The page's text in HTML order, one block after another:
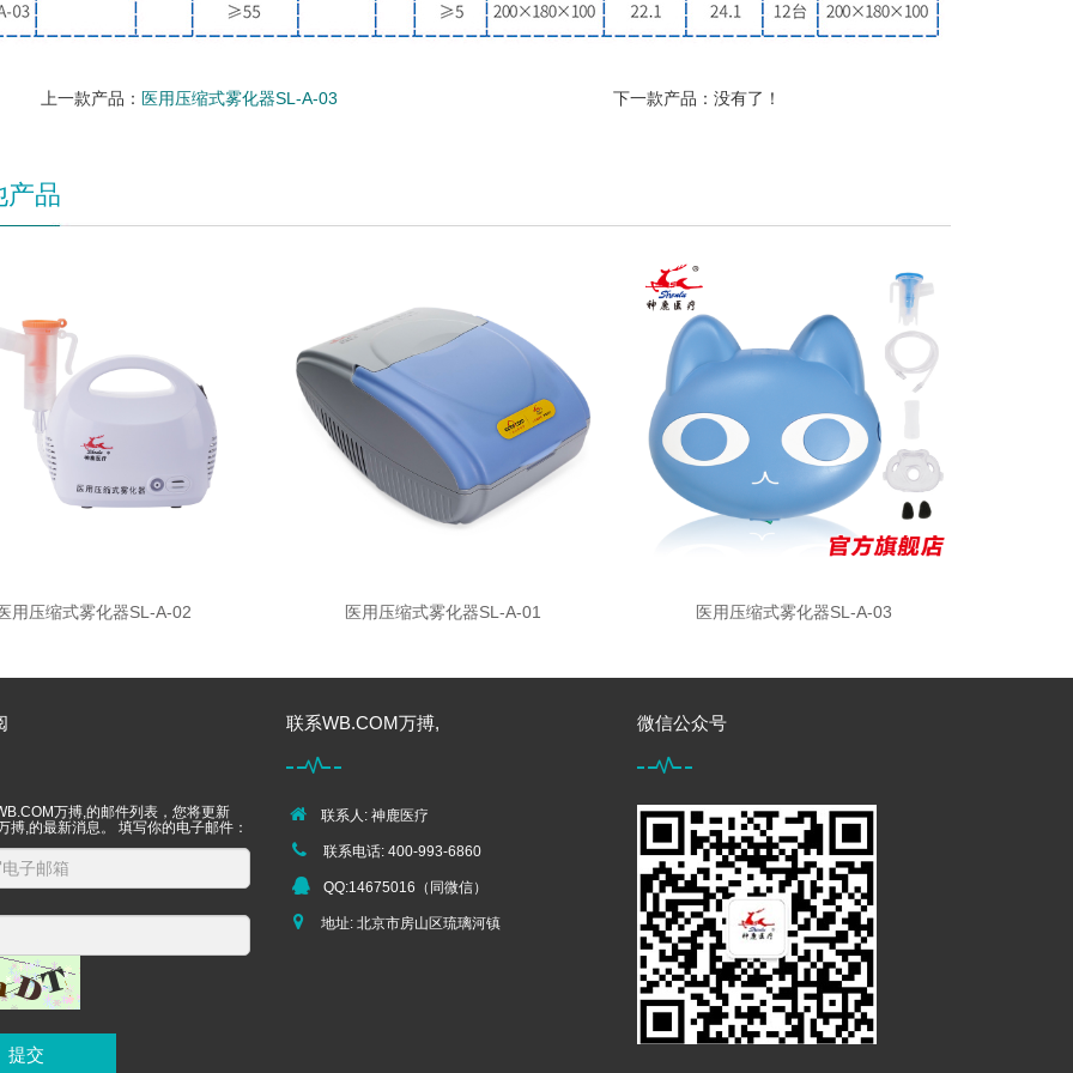
上一款产品： 医用压缩式雾化器SL-A-03 下一款产品：没有了！
产品
用压缩式雾化器SL-A-02 医用压缩式雾化器SL-A-01 医用压缩式雾化器SL-A-03
万搏,的邮件列表，您将更新
搏,的最新消息。 填写你的电子邮件：
提交
联系WB.COM万搏,
联系人: 神鹿医疗
联系电话: 400-993-6860
QQ:14675016（同微信）
地址: 北京市房山区琉璃河镇
微信公众号